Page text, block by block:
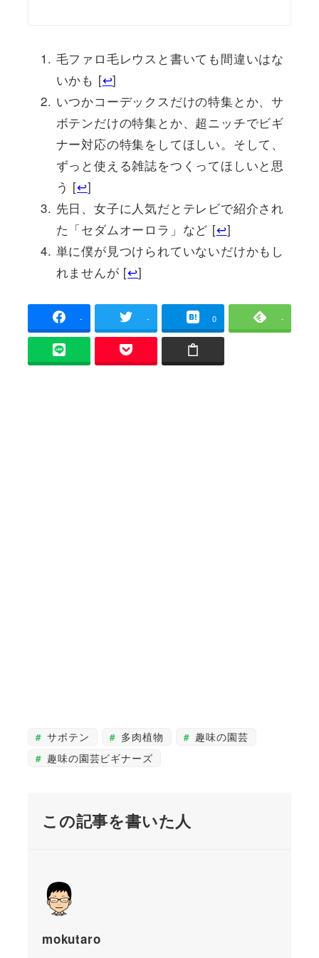
毛ファロ毛レウスと書いても間違いはな
いかも [↩]
いつかコーデックスだけの特集とか、サ
ボテンだけの特集とか、超ニッチでビギ
ナー対応の特集をしてほしい。そして、
ずっと使える雑誌をつくってほしいと思
う [↩]
先日、女子に人気だとテレビで紹介され
た「セダムオーロラ」など [↩]
単に僕が見つけられていないだけかもし
れませんが [↩]
- - 0 -
サボテン 多肉植物
趣味の園芸
趣味の園芸ビギナーズ
この記事を書いた人
mokutaro